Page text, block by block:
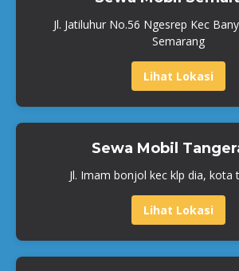
Jl. Jatiluhur No.56 Ngesrep Kec
Semarang
Lihat Lokasi
Sewa Mobil
Jl. Imam bonjol kec klp dia, kota
Lihat Lokasi